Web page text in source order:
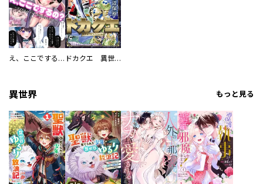
え、ここでするの？ アイドルのファンが知らない日常 ドカクエ 異世界ドカコッククエスト
異世界 もっと見る